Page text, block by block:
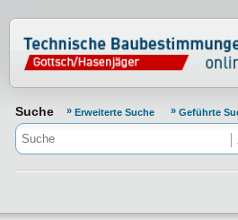
Normenportal
Suche Erweiterte Suche Geführte